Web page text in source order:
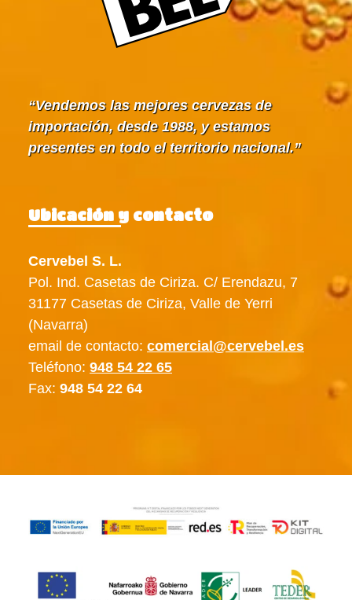
Vendemos las mejores cervezas de
importación, desde 1988, y estamos
presentes en todo el territorio nacional.
Ubicación y contacto
Cervebel S. L.
Pol. Ind. Casetas de Ciriza. C/ Erendazu, 7
31177 Casetas de Ciriza, Valle de Yerri
(Navarra)
email de contacto: comercial@cervebel.es
Teléfono: 948 54 22 65
Fax: 948 54 22 64